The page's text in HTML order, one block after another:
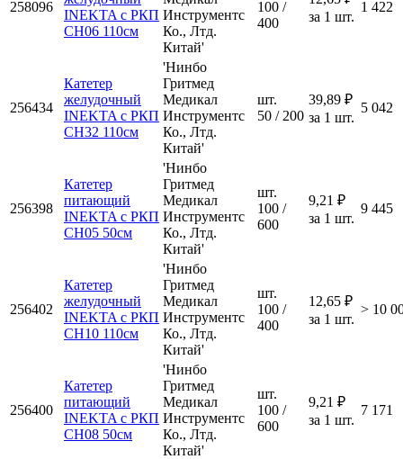
258096
INEKTA с РКП
CH06 110см
Инструментс
Ко., Лтд.
Китай'
100 /
400
за 1 шт.
1 422
256434
Катетер
желудочный
INEKTA с РКП
CH32 110см
'Нинбо
Гритмед
Медикал
Инструментс
Ко., Лтд.
Китай'
шт.
50 / 200
39,89 ₽
за 1 шт.
5 042
256398
Катетер
питающий
INEKTA с РКП
CH05 50см
'Нинбо
Гритмед
Медикал
Инструментс
Ко., Лтд.
Китай'
шт.
100 /
600
9,21 ₽
за 1 шт.
9 445
256402
Катетер
желудочный
INEKTA с РКП
CH10 110см
'Нинбо
Гритмед
Медикал
Инструментс
Ко., Лтд.
Китай'
шт.
100 /
400
12,65 ₽
за 1 шт.
> 10
256400
Катетер
питающий
INEKTA с РКП
CH08 50см
'Нинбо
Гритмед
Медикал
Инструментс
Ко., Лтд.
Китай'
шт.
100 /
600
9,21 ₽
за 1 шт.
7 171